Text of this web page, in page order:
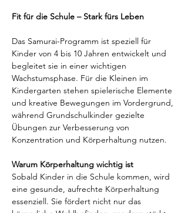
Fit für die Schule – Stark fürs Leben
Das Samurai-Programm ist speziell für
Kinder von 4 bis 10 Jahren entwickelt und
begleitet sie in einer wichtigen
Wachstumsphase. Für die Kleinen im
Kindergarten stehen spielerische Elemente
und kreative Bewegungen im Vordergrund,
während Grundschulkinder gezielte
Übungen zur Verbesserung von
Konzentration und Körperhaltung nutzen.
Warum Körperhaltung wichtig ist
Sobald Kinder in die Schule kommen, wird
eine gesunde, aufrechte Körperhaltung
essenziell. Sie fördert nicht nur das